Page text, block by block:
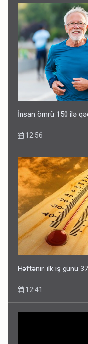
İnsan ömrü 150 ilə
12:56
Həftənin ilk iş günü
12:41